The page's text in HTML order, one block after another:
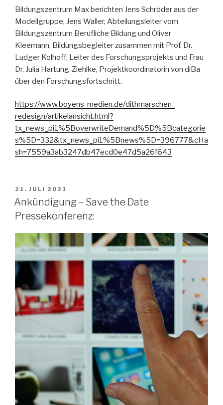
Bildungszentrum Max berichten Jens Schröder aus der
Modellgruppe, Jens Waller, Abteilungsleiter vom
Bildungszentrum Berufliche Bildung und Oliver
Kleemann, Bildungsbegleiter zusammen mit Prof. Dr.
Ludger Kolhoff, Leiter des Forschungsprojekts und Frau
Dr. Julia Hartung-Ziehlke, Projektkoordinatorin von diBa
über den Forschungsfortschritt.
https://www.boyens-medien.de/dithmarschen-
redesign/artikelansicht.html?
tx_news_pi1%5BoverwriteDemand%5D%5Bcategorie
s%5D=332&tx_news_pi1%5Bnews%5D=396777&cHa
sh=7559a3ab3247db47ecd0e47d5a26f643
VERÖFFENTLICHT
AM
21. JULI 2021
Ankündigung – Save the Date
Pressekonferenz: